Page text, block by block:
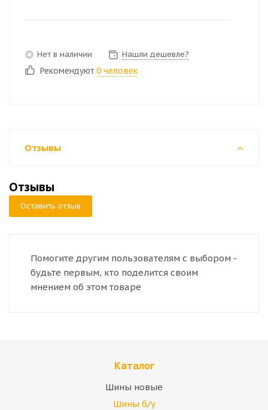
Нет в наличии Нашли дешевле?
Рекомендуют 0 человек
Отзывы
Отзывы
Оставить отзыв
Помогите другим пользователям с выбором -
будьте первым, кто поделится своим
мнением об этом товаре
Каталог
Шины новые
Шины б/у